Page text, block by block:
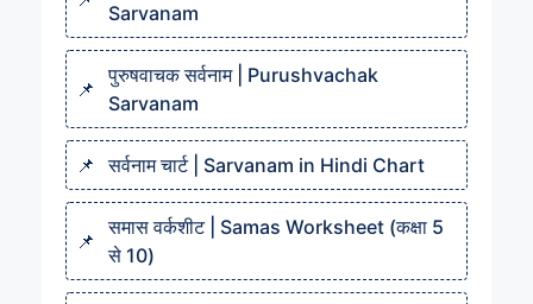
Sarvanam
पुरुषवाचक सर्वनाम | Purushvachak
Sarvanam
सर्वनाम चार्ट | Sarvanam in Hindi Chart
समास वर्कशीट | Samas Worksheet (कक्षा 5
से 10)